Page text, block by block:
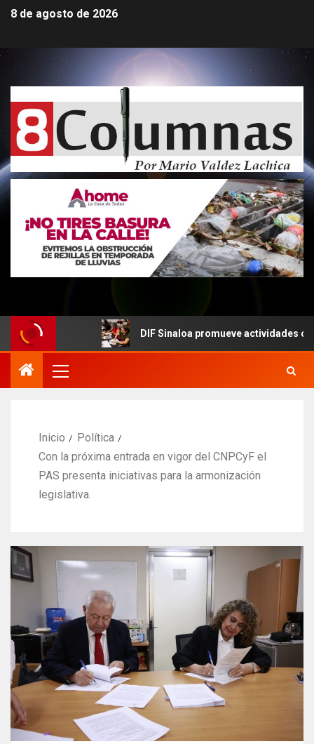
8 de agosto de 2026
DIF Sinaloa promueve actividades culturales
Inicio
Política
Con la próxima entrada en vigor del CNPCyF el
PAS presenta iniciativas para la armonización
legislativa.